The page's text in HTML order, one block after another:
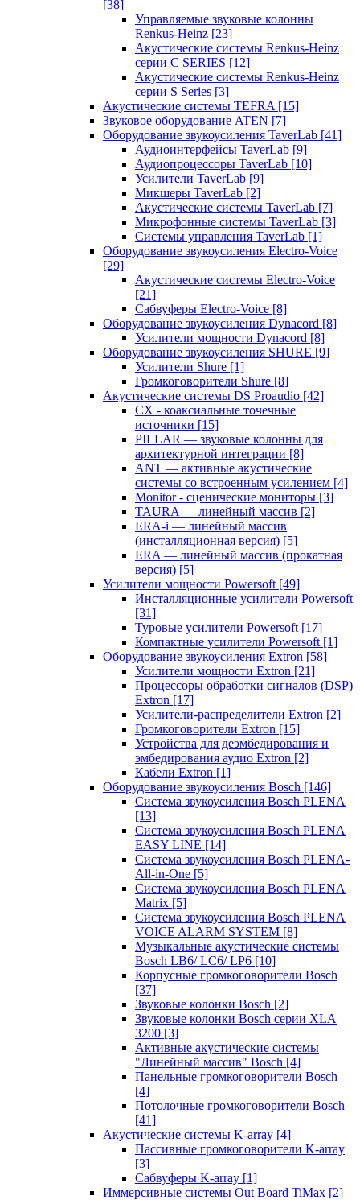
[38]
Управляемые звуковые колонны
Renkus-Heinz [23]
Акустические системы Renkus-Heinz
серии C SERIES [12]
Акустические системы Renkus-Heinz
серии S Series [3]
Акустические системы TEFRA [15]
Звуковое оборудование ATEN [7]
Оборудование звукоусиления TaverLab [41]
Аудиоинтерфейсы TaverLab [9]
Аудиопроцессоры TaverLab [10]
Усилители TaverLab [9]
Микшеры TaverLab [2]
Акустические системы TaverLab [7]
Микрофонные системы TaverLab [3]
Системы управления TaverLab [1]
Оборудование звукоусиления Electro-Voice
[29]
Акустические системы Electro-Voice
[21]
Сабвуферы Electro-Voice [8]
Оборудование звукоусиления Dynacord [8]
Усилители мощности Dynacord [8]
Оборудование звукоусиления SHURE [9]
Усилители Shure [1]
Громкоговорители Shure [8]
Акустические системы DS Proaudio [42]
CX - коаксиальные точечные
источники [15]
PILLAR — звуковые колонны для
архитектурной интеграции [8]
ANT — активные акустические
системы со встроенным усилением [4]
Monitor - сценические мониторы [3]
TAURA — линейный массив [2]
ERA-i — линейный массив
(инсталляционная версия) [5]
ERA — линейный массив (прокатная
версия) [5]
Усилители мощности Powersoft [49]
Инсталляционные усилители Powersoft
[31]
Туровые усилители Powersoft [17]
Компактные усилители Powersoft [1]
Оборудование звукоусиления Extron [58]
Усилители мощности Extron [21]
Процессоры обработки сигналов (DSP)
Extron [17]
Усилители-распределители Extron [2]
Громкоговорители Extron [15]
Устройства для деэмбедирования и
эмбедирования аудио Extron [2]
Кабели Extron [1]
Оборудование звукоусиления Bosch [146]
Система звукоусиления Bosch PLENA
[13]
Система звукоусиления Bosch PLENA
EASY LINE [14]
Система звукоусиления Bosch PLENA-
All-in-One [5]
Система звукоусиления Bosch PLENA
Matrix [5]
Система звукоусиления Bosch PLENA
VOICE ALARM SYSTEM [8]
Музыкальные акустические системы
Bosch LB6/ LC6/ LP6 [10]
Корпусные громкоговорители Bosch
[37]
Звуковые колонки Bosch [2]
Звуковые колонки Bosch серии XLA
3200 [3]
Активные акустические системы
"Линейный массив" Bosch [4]
Панельные громкоговорители Bosch
[4]
Потолочные громкоговорители Bosch
[41]
Акустические системы K-array [4]
Пассивные громкоговорители K-array
[3]
Сабвуферы K-array [1]
Иммерсивные системы Out Board TiMax [2]